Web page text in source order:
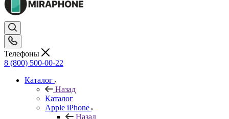
Телефоны
8 (800) 500-00-22
Каталог
Назад
Каталог
Apple iPhone
Назад